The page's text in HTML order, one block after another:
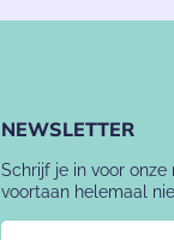
NEWSLETTER
Schrijf je in voor
voortaan helemaal